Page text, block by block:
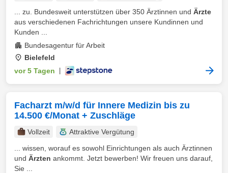
... zu. Bundesweit unterstützen über 350 Ärztinnen und Ärzte
aus verschiedenen Fachrichtungen unsere Kundinnen und
Kunden ...
Bundesagentur für Arbeit
Bielefeld
vor 5 Tagen
Facharzt m/w/d für Innere Medizin bis zu
14.500 €/Monat + Zuschläge
Vollzeit
Attraktive Vergütung
... wissen, worauf es sowohl Einrichtungen als auch Ärztinnen
und Ärzten ankommt. Jetzt bewerben! Wir freuen uns darauf,
Sie ...